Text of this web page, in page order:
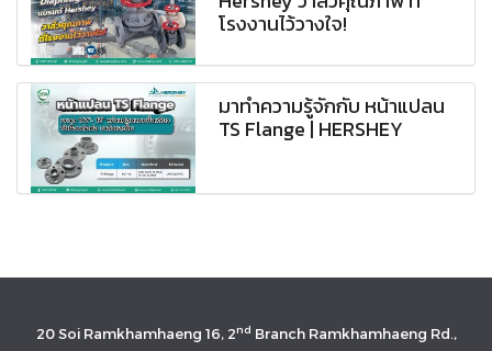
โรงงานไว้วางใจ!
มาทำความรู้จักกับ หน้าแปลน
TS Flange | HERSHEY
20 Soi Ramkhamhaeng 16, 2nd Branch Ramkhamhaeng Rd.,